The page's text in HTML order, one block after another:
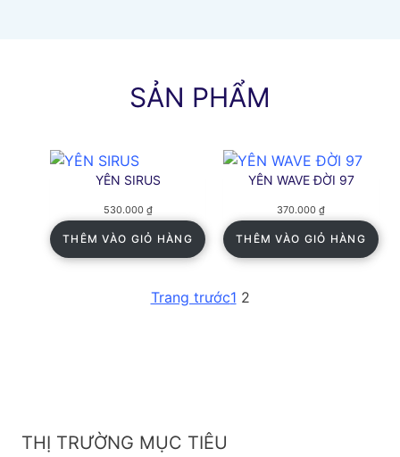
SẢN PHẨM
YÊN SIRUS
530.000 ₫
THÊM VÀO GIỎ HÀNG
YÊN WAVE ĐỜI 97
370.000 ₫
THÊM VÀO GIỎ HÀNG
Trang trước1 2
THỊ TRƯỜNG MỤC TIÊU